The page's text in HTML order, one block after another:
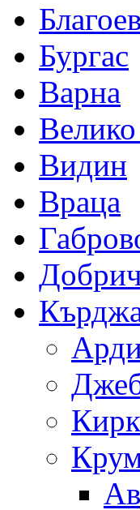
Бургас
Варна
Видин
Враца